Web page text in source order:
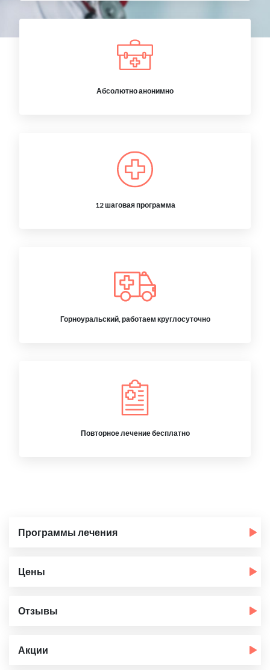
Абсолютно анонимно
12 шаговая программа
Горноуральский, работаем круглосуточно
Повторное лечение бесплатно
Программы лечения
Цены
Отзывы
Акции